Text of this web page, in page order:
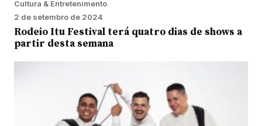
Cultura & Entretenimento
2 de setembro de 2024
Rodeio Itu Festival terá quatro dias de shows a
partir desta semana